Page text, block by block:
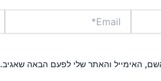
האימייל והאתר שלי לפעם הבאה שאגיב.